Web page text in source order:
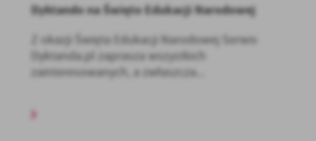
Dyktando na Święto Edukacji Narodowej
Z okazji Święta Edukacji Narodowej Serwis
Dyktanda.pl zaprasza wszystkich
zainteresowanych, a zwłaszcza...